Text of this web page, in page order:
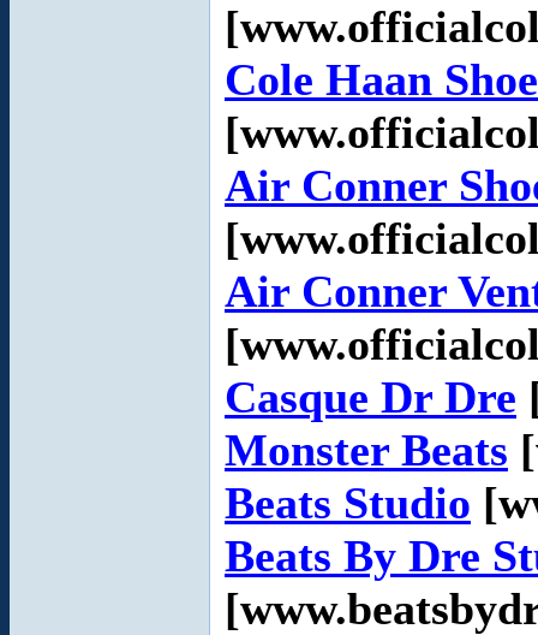
Cole Haan
Air Conner
Air Conner
Casque Dr Dre
Monster Beats
Beats Studio
Beats By Dre